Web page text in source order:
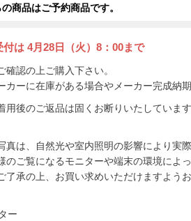
商品はご予約商品です。
付は 4月28日（火）8：00まで
確認の上ご購入下さい。
カーに在庫がある場合やメーカー完成納
後のご返品は固くお断りいたしています
真は、自然光や室内照明の影響により実
のご覧になるモニターや端末の環境によ
了承の上、お買い求めいただけますよう
ー